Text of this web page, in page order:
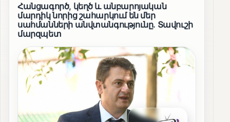
Հանցագործ, կեղծ և անբարոյական
մարդիկ նորից շահարկում են մեր
սահմանների անվտանգությունը․ Տավուշի
մարզպետ